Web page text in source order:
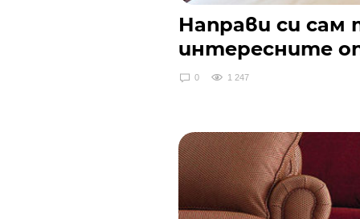
Направи си сам
интересните
0 1 247